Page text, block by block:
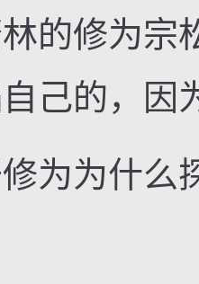
修为宗
己的，因
为什么